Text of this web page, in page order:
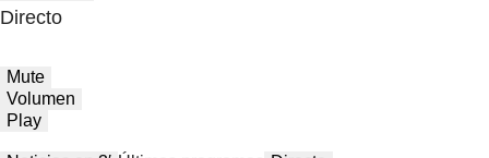
Directo
Mute
Volumen
Play